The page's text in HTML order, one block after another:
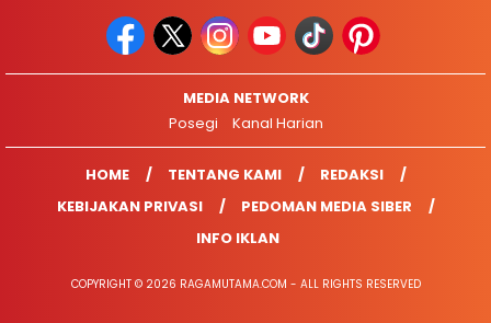
MEDIA NETWORK
Posegi
Kanal Harian
HOME TENTANG KAMI
REDAKSI
KEBIJAKAN PRIVASI
PEDOMAN MEDIA SIBER
INFO IKLAN
COPYRIGHT © 2026 RAGAMUTAMA.COM - ALL RIGHTS RESERVED